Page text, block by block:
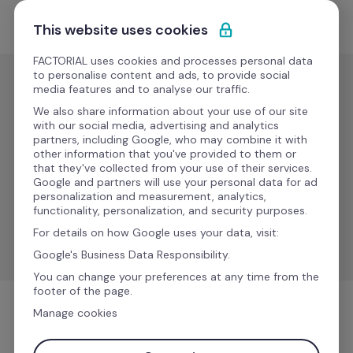
Ir al contenido
Empieza gratis
La función Factorial
Explicamos el crecimiento Factorial paso a
paso. Aprende a usar y calcular la fórmula
Factorial fácilmente.
¿Qué es la función Factorial?
This website uses cookies
FACTORIAL uses cookies and processes personal data
to personalise content and ads, to provide social
media features and to analyse our traffic.
We also share information about your use of our site
with our social media, advertising and analytics
partners, including Google, who may combine it with
other information that you've provided to them or
that they've collected from your use of their services.
Google and partners will use your personal data for ad
personalization and measurement, analytics,
functionality, personalization, and security purposes.
For details on how Google uses your data, visit:
Google's Business Data Responsibility.
You can change your preferences at any time from the
footer of the page.
Manage cookies